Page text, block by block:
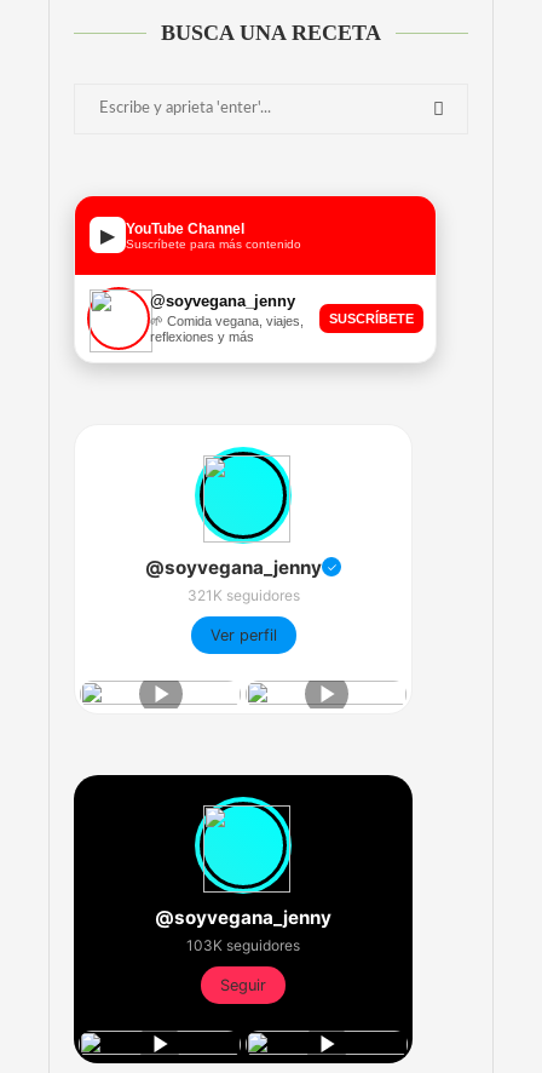
BUSCA UNA RECETA
▶ YouTube Channel
Suscríbete para más contenido
@soyvegana_jenny
🌱 Comida vegana, viajes,
reflexiones y más
SUSCRÍBETE
@soyvegana_jenny ✓
321K seguidores
Ver perfil
@soyvegana_jenny
103K seguidores
Seguir